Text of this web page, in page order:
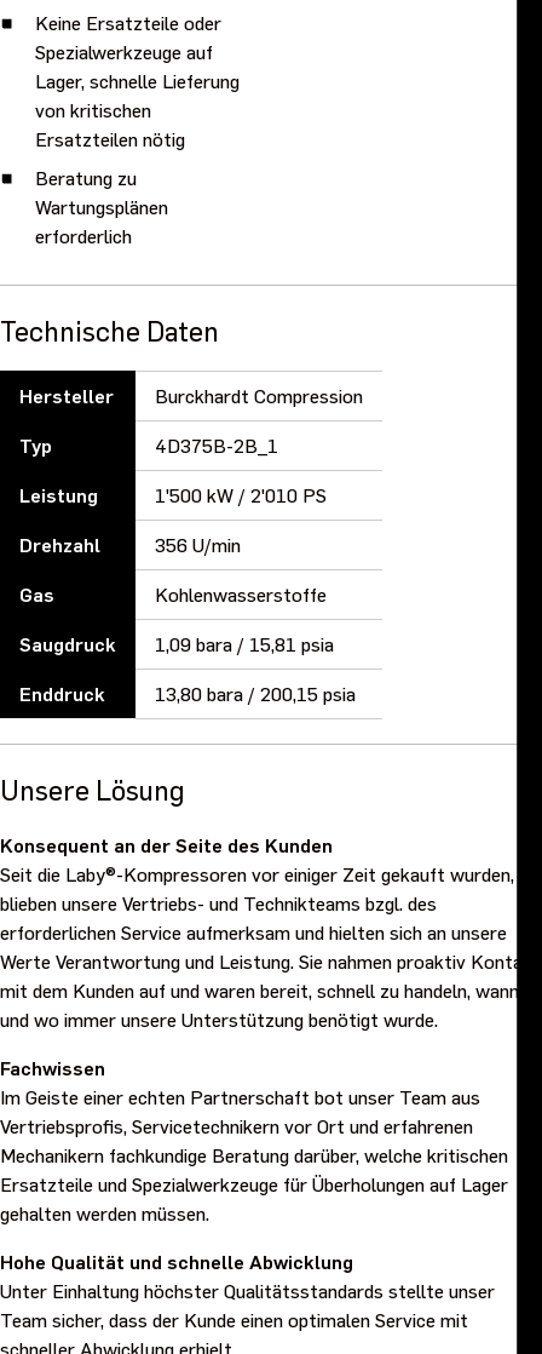
Keine Ersatzteile oder
Spezialwerkzeuge auf
Lager, schnelle Lieferung
von kritischen
Ersatzteilen nötig
Beratung zu
Wartungsplänen
erforderlich
Technische Daten
Hersteller
Burckhardt Compression
Typ
4D375B-2B_1
Leistung
1'500 kW / 2'010 PS
Drehzahl
356 U/min
Gas
Kohlenwasserstoffe
Saugdruck
1,09 bara / 15,81 psia
Enddruck
13,80 bara / 200,15 psia
Unsere Lösung
Konsequent an der Seite des Kunden
Seit die Laby®-Kompressoren vor einiger Zeit gekauft wurden,
blieben unsere Vertriebs- und Technikteams bzgl. des
erforderlichen Service aufmerksam und hielten sich an unsere
Werte Verantwortung und Leistung. Sie nahmen proaktiv Kontakt
mit dem Kunden auf und waren bereit, schnell zu handeln, wann
und wo immer unsere Unterstützung benötigt wurde.
Fachwissen
Im Geiste einer echten Partnerschaft bot unser Team aus
Vertriebsprofis, Servicetechnikern vor Ort und erfahrenen
Mechanikern fachkundige Beratung darüber, welche kritischen
Ersatzteile und Spezialwerkzeuge für Überholungen auf Lager
gehalten werden müssen.
Hohe Qualität und schnelle Abwicklung
Unter Einhaltung höchster Qualitätsstandards stellte unser
Team sicher, dass der Kunde einen optimalen Service mit
schneller Abwicklung erhielt.